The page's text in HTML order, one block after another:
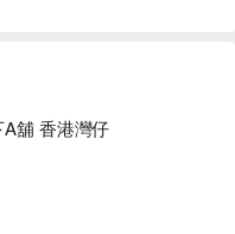
心方向，全程只需約 6
舖 香港灣仔